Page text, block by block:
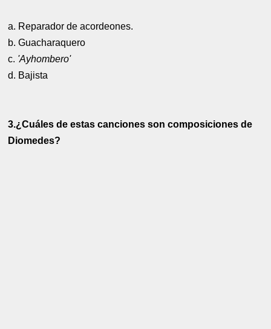
a. Reparador de acordeones.
b. Guacharaquero
c. 'Ayhombero'
d. Bajista
3.¿Cuáles de estas canciones son composiciones de
Diomedes?